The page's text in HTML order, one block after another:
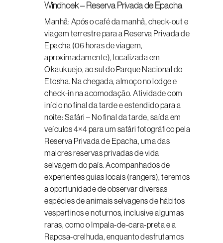
Windhoek – Reserva Privada de Epacha
Manhã: Após o café da manhã, check-out e
viagem terrestre para a Reserva Privada de
Epacha (06 horas de viagem,
aproximadamente), localizada em
Okaukuejo, ao sul do Parque Nacional do
Etosha. Na chegada, almoço no lodge e
check-in na acomodação. Atividade com
início no final da tarde e estendido para a
noite: Safári – No final da tarde, saída em
veículos 4×4 para um safári fotográfico pela
Reserva Privada de Epacha, uma das
maiores reservas privadas de vida
selvagem do país. Acompanhados de
experientes guias locais (rangers), teremos
a oportunidade de observar diversas
espécies de animais selvagens de hábitos
vespertinos e noturnos, inclusive algumas
raras, como o Impala-de-cara-preta e a
Raposa-orelhuda, enquanto desfrutamos